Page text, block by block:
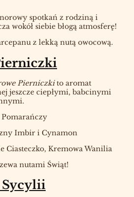
spotkań z rodziną i
wokół siebie błogą atmosferę!
z lekką nutą owocową.
Pierniczkito aromat
jeszcze ciepłymi, babcinymi
Imbir i Cynamon
Kremowa Wanilia
nutami Świąt!
Sycylii